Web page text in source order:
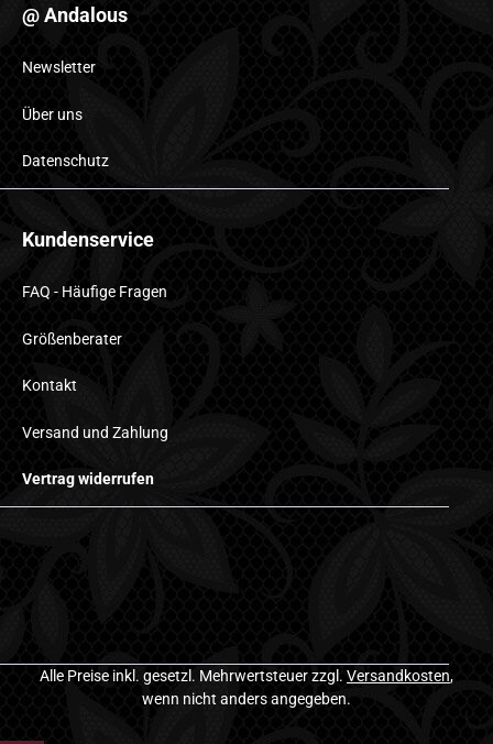
@ Andalous
Newsletter
Über uns
Datenschutz
Kundenservice
FAQ - Häufige Fragen
Größenberater
Kontakt
Versand und Zahlung
Vertrag widerrufen
Alle Preise inkl. gesetzl. Mehrwertsteuer zzgl. Versandkosten,
wenn nicht anders angegeben.